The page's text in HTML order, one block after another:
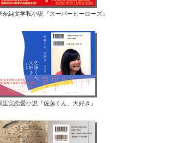
奈純文学私小説『スーパーヒーローズ』
里実恋愛小説『佐藤くん、大好き』